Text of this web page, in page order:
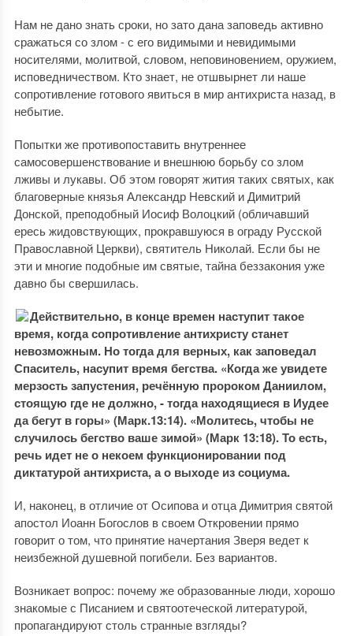
Нам не дано знать сроки, но зато дана заповедь активно
сражаться со злом - с его видимыми и невидимыми
носителями, молитвой, словом, неповиновением, оружием,
исповедничеством. Кто знает, не отшвырнет ли наше
сопротивление готового явиться в мир антихриста назад, в
небытие.
Попытки же противопоставить внутреннее
самосовершенствование и внешнюю борьбу со злом
лживы и лукавы. Об этом говорят жития таких святых, как
благоверные князья Александр Невский и Димитрий
Донской, преподобный Иосиф Волоцкий (обличавший
ересь жидовствующих, прокравшуюся в ограду Русской
Православной Церкви), святитель Николай. Если бы не
эти и многие подобные им святые, тайна беззакония уже
давно бы свершилась.
Действительно, в конце времен наступит такое
время, когда сопротивление антихристу станет
невозможным. Но тогда для верных, как заповедал
Спаситель, насупит время бегства. «Когда же увидете
мерзость запустения, речённую пророком Даниилом,
стоящую где не должно, - тогда находящиеся в Иудее
да бегут в горы» (Марк.13:14). «Молитесь, чтобы не
случилось бегство ваше зимой» (Марк 13:18). То есть,
речь идет не о некоем функционировании под
диктатурой антихриста, а о выходе из социума.
И, наконец, в отличие от Осипова и отца Димитрия святой
апостол Иоанн Богослов в своем Откровении прямо
говорит о том, что принятие начертания Зверя ведет к
неизбежной душевной погибели. Без вариантов.
Возникает вопрос: почему же образованные люди, хорошо
знакомые с Писанием и святоотеческой литературой,
пропагандируют столь странные взгляды?